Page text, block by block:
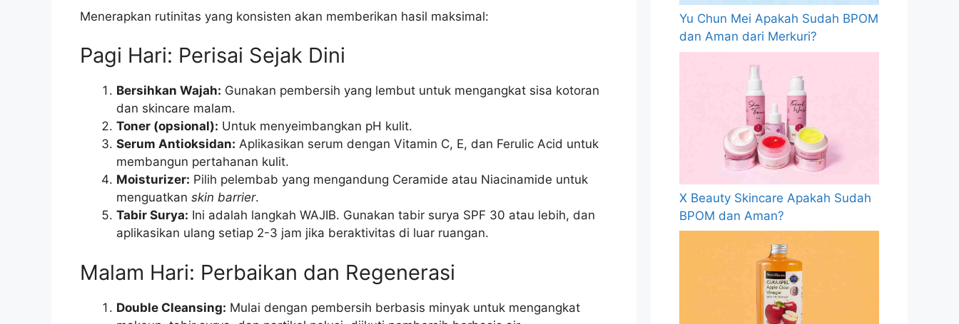
Menerapkan rutinitas yang konsisten akan memberikan hasil maksimal:
Pagi Hari: Perisai Sejak Dini
Bersihkan Wajah: Gunakan pembersih yang lembut untuk mengangkat sisa kotoran
dan skincare malam.
Toner (opsional): Untuk menyeimbangkan pH kulit.
Serum Antioksidan: Aplikasikan serum dengan Vitamin C, E, dan Ferulic Acid untuk
membangun pertahanan kulit.
Moisturizer: Pilih pelembab yang mengandung Ceramide atau Niacinamide untuk
menguatkan skin barrier.
Tabir Surya: Ini adalah langkah WAJIB. Gunakan tabir surya SPF 30 atau lebih, dan
aplikasikan ulang setiap 2-3 jam jika beraktivitas di luar ruangan.
Malam Hari: Perbaikan dan Regenerasi
Double Cleansing: Mulai dengan pembersih berbasis minyak untuk mengangkat
Yu Chun Mei Apakah Sudah BPOM
dan Aman dari Merkuri?
X Beauty Skincare Apakah Sudah
BPOM dan Aman?